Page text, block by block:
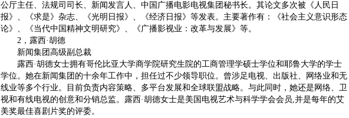
公厅主任、法规司司长、新闻发言人、中国广播电影电视集团秘书长。其论文多次被《人民日
报》、《求是》杂志、《光明日报》、《经济日报》等发表。主要著作有：《社会主义意识形态
论》、《当代中国精神文明研究》、《广播影视业：改革与发展》等。
2，露西·胡德
新闻集团高级副总裁
露西·胡德女士拥有哥伦比亚大学商学院研究生院的工商管理学硕士学位和耶鲁大学的学士
学位。她在新闻集团的十余年工作中，担任过不少领导职位。曾涉足电视、出版社、网络业和无
线业等多个行业。目前负责内容策略、多平台发展和全球联盟战略。与此同时，她还是网络、卫
视和有线电视的创意和分销总监。露西·胡德女士是美国电视艺术与科学学会会员,并是每年的艾
美奖最佳喜剧片奖的评委。